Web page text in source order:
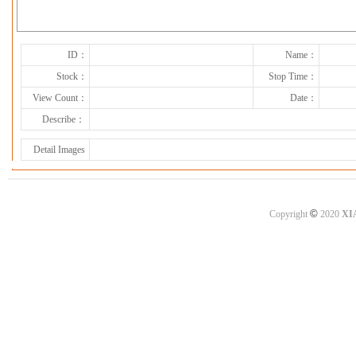
ID：
Name：
Stock：
Stop Time：
View Count：
Date：
Describe：
Detail Images
Copyright ©2020